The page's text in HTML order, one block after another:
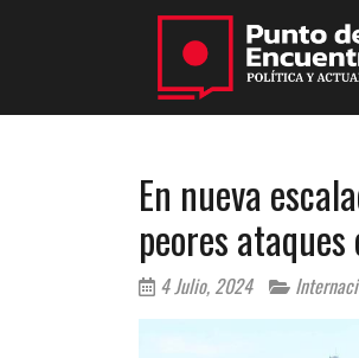
En nueva
peores
4 Julio, 2024